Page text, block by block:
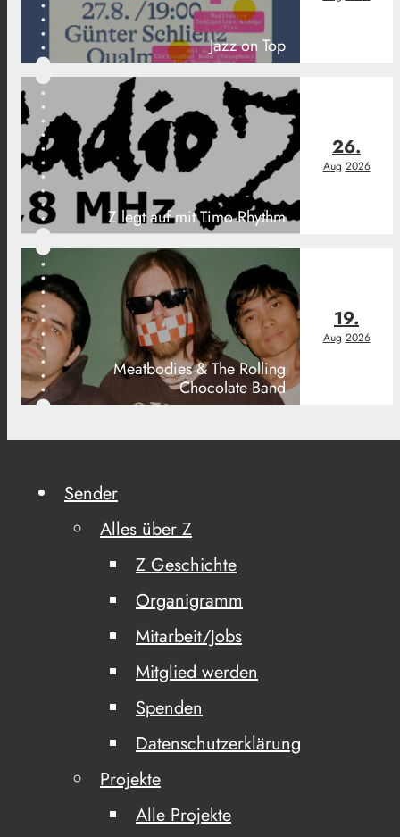
Jazz on Top
Z legt auf mit Timo Rhythm
26.
Aug 2026
Meatbodies & The Rolling
Chocolate Band
19.
Aug 2026
Sender
Alles über Z
Z Geschichte
Organigramm
Mitarbeit/Jobs
Mitglied werden
Spenden
Datenschutzerklärung
Projekte
Alle Projekte